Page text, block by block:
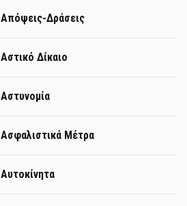
Απόψεις-Δράσεις
Αστικό Δίκαιο
Αστυνομία
Ασφαλιστικά Μέτρα
Αυτοκίνητα